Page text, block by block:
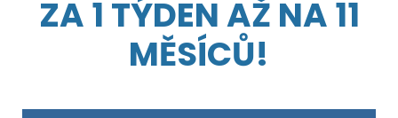
ZA 1 TÝDEN AŽ NA 11
MĚSÍCŮ!